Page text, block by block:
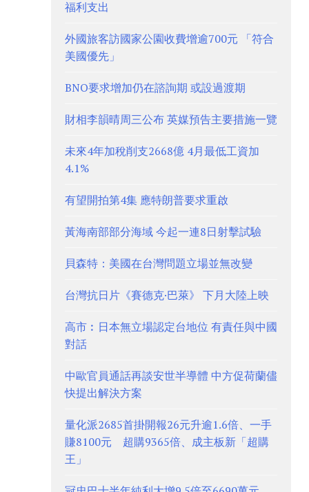
福利支出
外國旅客訪國家公園收費增逾700元 「符合
美國優先」
BNO要求增加仍在諮詢期 或設過渡期
財相李韻晴周三公布 英媒預告主要措施一覽
未來4年加稅削支2668億 4月最低工資加
4.1%
有望開拍第4集 應特朗普要求重啟
黃海南部部分海域 今起一連8日射擊試驗
貝森特：美國在台灣問題立場並無改變
台灣抗日片《賽德克·巴萊》 下月大陸上映
高市︰日本無立場認定台地位 有責任與中國
對話
中歐官員通話再談安世半導體 中方促荷蘭儘
快提出解決方案
量化派2685首掛開報26元升逾1.6倍、一手
賺8100元 超購9365倍、成主板新「超購
王」